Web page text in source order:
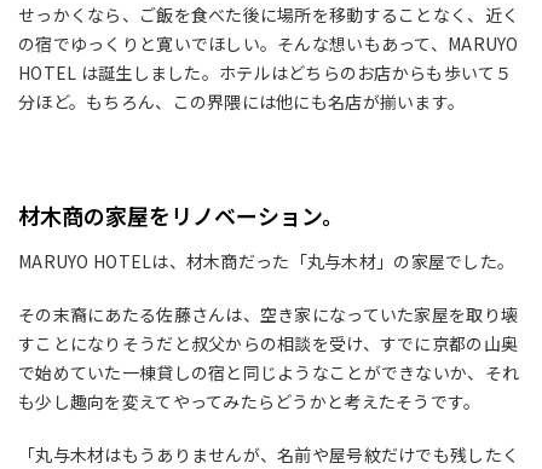
せっかくなら、ご飯を食べた後に場所を移動することなく、近く
の宿でゆっくりと寛いでほしい。そんな想いもあって、MARUYO
HOTEL は誕生しました。ホテルはどちらのお店からも歩いて５
分ほど。もちろん、この界隈には他にも名店が揃います。
材木商の家屋をリノベーション。
MARUYO HOTELは、材木商だった「丸与木材」の家屋でした。
その末裔にあたる佐藤さんは、空き家になっていた家屋を取り壊
すことになりそうだと叔父からの相談を受け、すでに京都の山奥
で始めていた一棟貸しの宿と同じようなことができないか、それ
も少し趣向を変えてやってみたらどうかと考えたそうです。
「丸与木材はもうありませんが、名前や屋号紋だけでも残したく